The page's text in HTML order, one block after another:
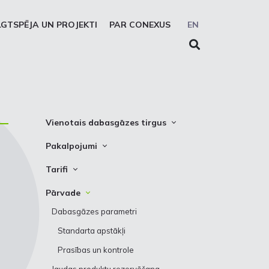
EN
UN PROJEKTI PAR CONEXUS
Vienotais dabasgāzes tirgus
Vienotās zonas platforma
Pakalpojumi
Pārvade
pakalpojums
REMIT ziņošanas pakalpojums
EIC LIO
Tarifi
Pārvade
Uzglabāšana
Pārvade
Dabasgāzes parametri
Standarta apstākļi
Prasības un kontrole